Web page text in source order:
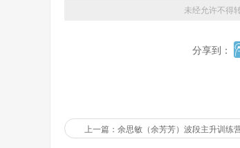
未经允许不得
分享到：
上一篇：余思敏（余芳芳）波段主升训练